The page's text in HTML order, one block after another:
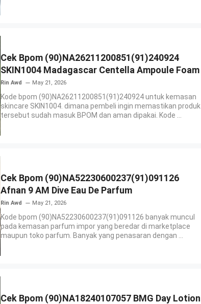
Cek Bpom (90)NA26211200851(91)240924
SKIN1004 Madagascar Centella Ampoule Foam
Rin Awd May 21, 2026
Kode bpom (90)NA26211200851(91)240924 untuk kemasan
skincare SKIN1004. dimana pembeli ingin memastikan produk
tersebut sudah masuk BPOM dan aman dipakai. Kode ...
Cek Bpom (90)NA52230600237(91)091126
Afnan 9 AM Dive Eau De Parfum
Rin Awd May 21, 2026
Kode bpom (90)NA52230600237(91)091126 banyak muncul
pada kemasan parfum impor yang beredar di marketplace
maupun toko parfum. Banyak yang penasaran dengan ...
Cek Bpom (90)NA18240107057 BMG Day Lotion